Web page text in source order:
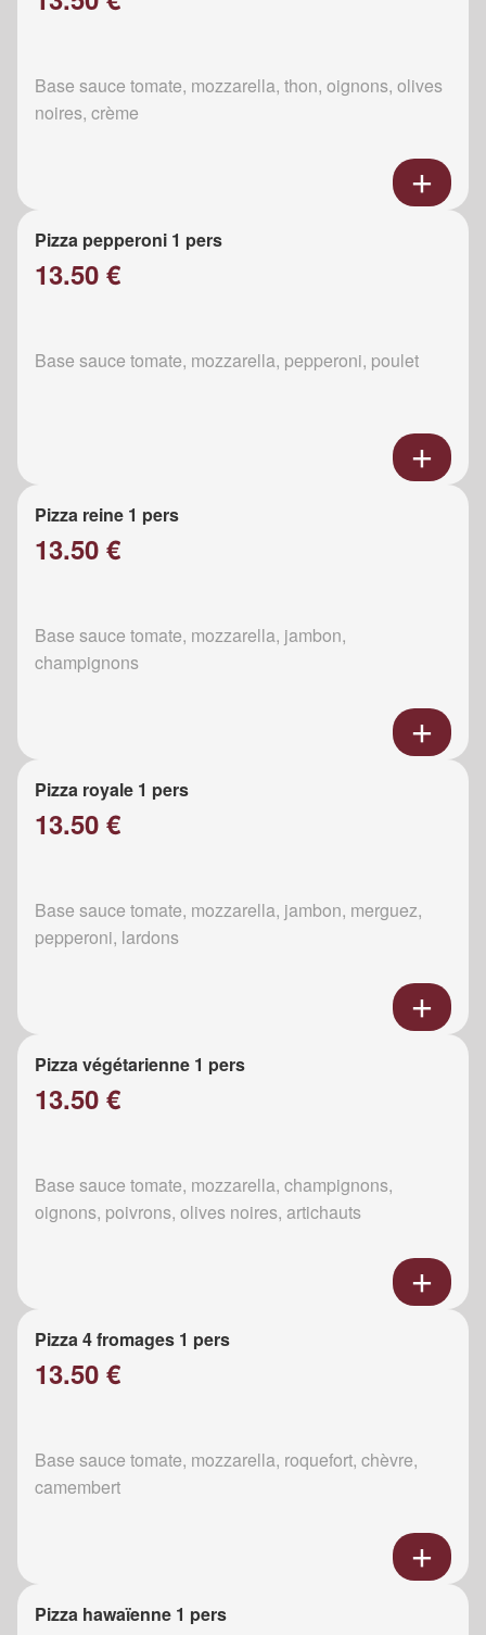
Base sauce tomate, mozzarella, thon, oignons, olives
noires, crème
Pizza pepperoni 1 pers
13.50 €
Base sauce tomate, mozzarella, pepperoni, poulet
Pizza reine 1 pers
13.50 €
Base sauce tomate, mozzarella, jambon,
champignons
Pizza royale 1 pers
13.50 €
Base sauce tomate, mozzarella, jambon, merguez,
pepperoni, lardons
Pizza végétarienne 1 pers
13.50 €
Base sauce tomate, mozzarella, champignons,
oignons, poivrons, olives noires, artichauts
Pizza 4 fromages 1 pers
13.50 €
Base sauce tomate, mozzarella, roquefort, chèvre,
camembert
Pizza hawaïenne 1 pers